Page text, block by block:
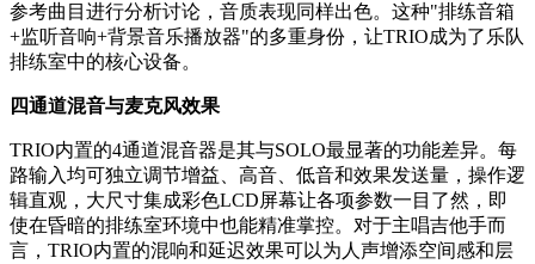
参考曲目进行分析讨论，音质表现同样出色。这种"排练音箱
+监听音响+背景音乐播放器"的多重身份，让TRIO成为了乐队
排练室中的核心设备。
四通道混音与麦克风效果
TRIO内置的4通道混音器是其与SOLO最显著的功能差异。每
路输入均可独立调节增益、高音、低音和效果发送量，操作逻
辑直观，大尺寸集成彩色LCD屏幕让各项参数一目了然，即
使在昏暗的排练室环境中也能精准掌控。对于主唱吉他手而
言，TRIO内置的混响和延迟效果可以为人声增添空间感和层